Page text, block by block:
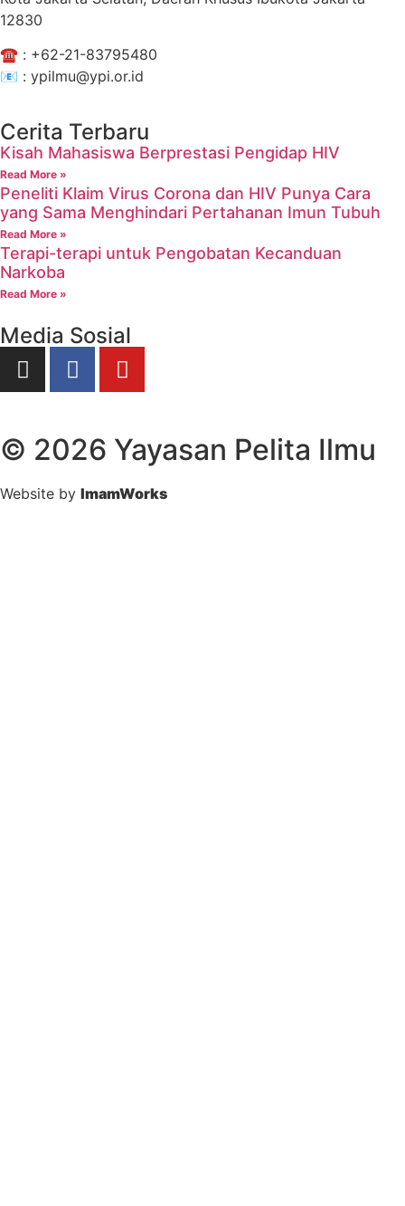
12830
☎️ : +62-21-83795480
📧 : ypilmu@ypi.or.id
Cerita Terbaru
Kisah Mahasiswa Berprestasi Pengidap HIV
Read More »
Peneliti Klaim Virus Corona dan HIV Punya Cara
yang Sama Menghindari Pertahanan Imun Tubuh
Read More »
Terapi-terapi untuk Pengobatan Kecanduan
Narkoba
Read More »
Media Sosial
© 2026 Yayasan Pelita Ilmu
Website by ImamWorks